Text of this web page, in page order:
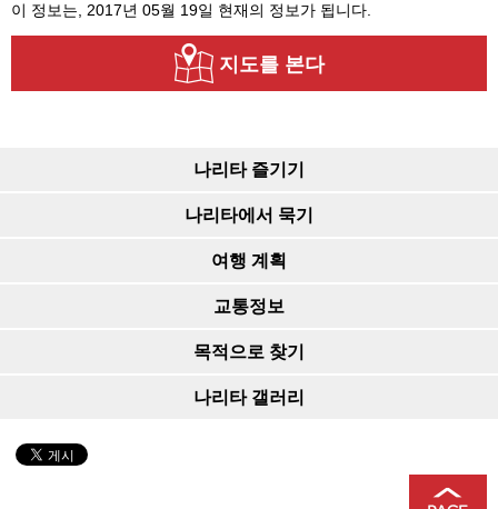
이 정보는, 2017년 05월 19일 현재의 정보가 됩니다.
지도를 본다
나리타 즐기기
나리타에서 묵기
여행 계획
교통정보
목적으로 찾기
나리타 갤러리